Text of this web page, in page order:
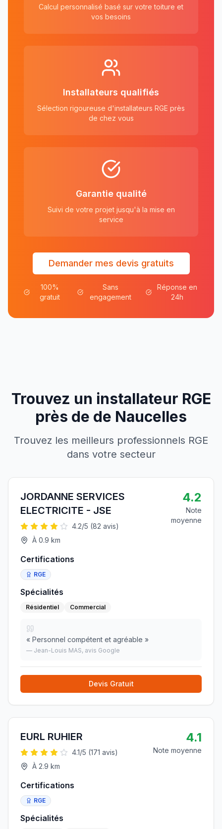
Calcul personnalisé basé sur votre toiture et
vos besoins
Installateurs qualifiés
Sélection rigoureuse d'installateurs RGE près
de chez vous
Garantie qualité
Suivi de votre projet jusqu'à la mise en
service
Demander mes devis gratuits
100%
gratuit
Sans
engagement
Réponse en
24h
Trouvez un installateur RGE
près de de Naucelles
Trouvez les meilleurs professionnels RGE
dans votre secteur
JORDANNE SERVICES
ELECTRICITE - JSE
4.2/5 (82 avis)
À 0.9 km
4.2
Note
moyenne
Certifications
RGE
Spécialités
Résidentiel Commercial
« Personnel compétent et agréable »
— Jean-Louis MAS, avis Google
Devis Gratuit
EURL RUHIER
4.1/5 (171 avis)
À 2.9 km
4.1
Note moyenne
Certifications
RGE
Spécialités